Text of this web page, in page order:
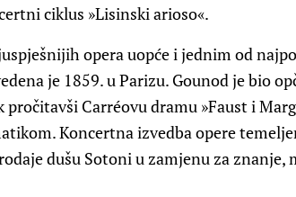
ciklus »Lisinski arioso«.
opera uopće i jednim od
je 1859. u Parizu. Gounod je bio
pročitavši Carréovu dramu »Faust i
Koncertna izvedba opere
dušu Sotoni u zamjenu za znanje,